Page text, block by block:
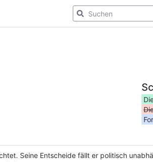
Seine Entscheide fällt er politisch